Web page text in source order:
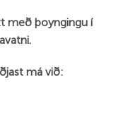
með þoyngingu í
má við: